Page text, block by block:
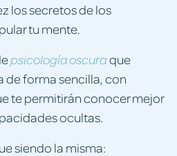
los secretos de los
tu mente.
psicología oscuraque
de forma sencilla, con
te permitirán conocer mejor
ocultas.
siendo la misma: